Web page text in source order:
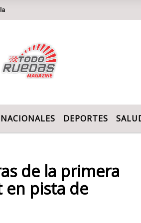
NACIONALES DEPORTES
de la primera
en pista de